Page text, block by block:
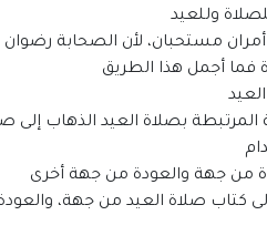
وللعيد
أمران مستحبان، لأن الصحابة
فما أجمل هذا الطريق
بصلاة العيد الذهاب إلى
من جهة والعودة من جهة أخرى
كتاب صلاة العيد من جهة،